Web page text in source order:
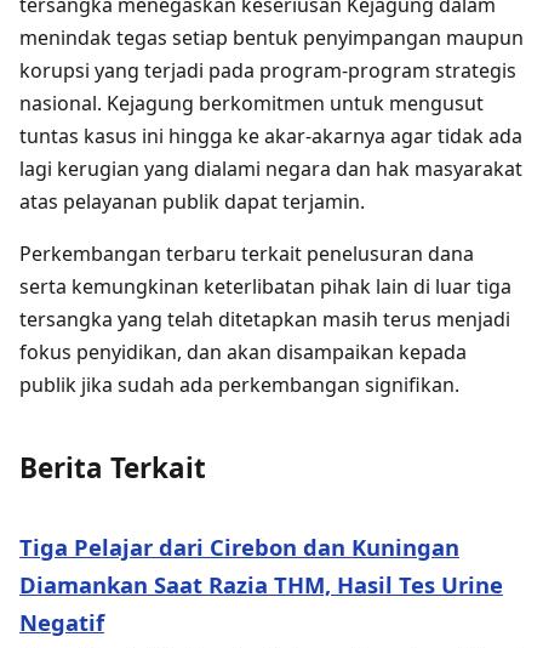
menindak tegas setiap bentuk penyimpangan maupun
korupsi yang terjadi pada program-program strategis
nasional. Kejagung berkomitmen untuk mengusut
tuntas kasus ini hingga ke akar-akarnya agar tidak ada
lagi kerugian yang dialami negara dan hak masyarakat
atas pelayanan publik dapat terjamin.
Perkembangan terbaru terkait penelusuran dana
serta kemungkinan keterlibatan pihak lain di luar tiga
tersangka yang telah ditetapkan masih terus menjadi
fokus penyidikan, dan akan disampaikan kepada
publik jika sudah ada perkembangan signifikan.
Berita Terkait
Tiga Pelajar dari Cirebon dan Kuningan
Diamankan Saat Razia THM, Hasil Tes Urine
Negatif